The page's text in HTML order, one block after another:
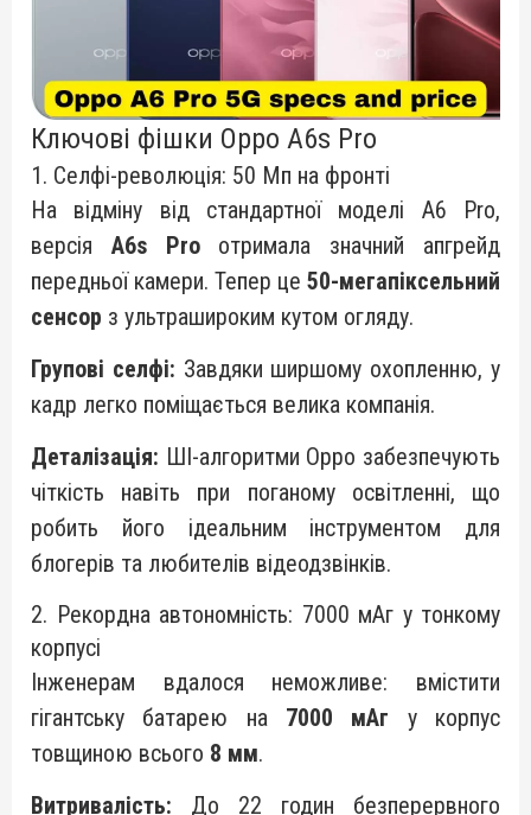
Ключові фішки Oppo A6s Pro
1. Селфі-революція: 50 Мп на фронті
На відміну від стандартної моделі A6 Pro,
версія A6s Proотримала значний апгрейд
передньої камери. Тепер це 50-мегапіксельний
сенсор з ультрашироким кутом огляду.
Групові селфі: Завдяки ширшому охопленню, у
кадр легко поміщається велика компанія.
Деталізація: ШІ-алгоритми Oppo забезпечують
чіткість навіть при поганому освітленні, що
робить його ідеальним інструментом для
блогерів та любителів відеодзвінків.
2. Рекордна автономність: 7000 мАг у тонкому
корпусі
Інженерам вдалося неможливе: вмістити
гігантську батарею на 7000 мАг у корпус
товщиною всього 8 мм.
Витривалість: До 22 годин безперервного